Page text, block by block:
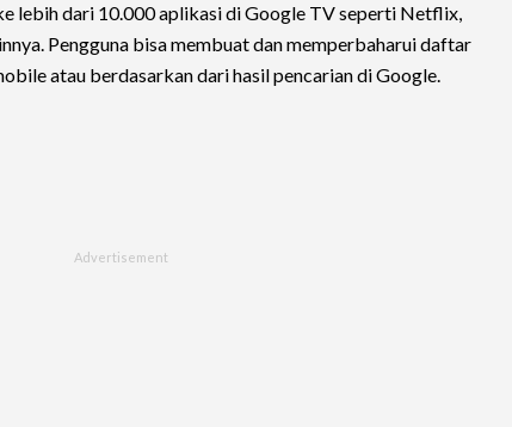
lebih dari 10.000 aplikasi di Google TV seperti Netflix,
Pengguna bisa membuat dan memperbaharui daftar
atau berdasarkan dari hasil pencarian di Google.